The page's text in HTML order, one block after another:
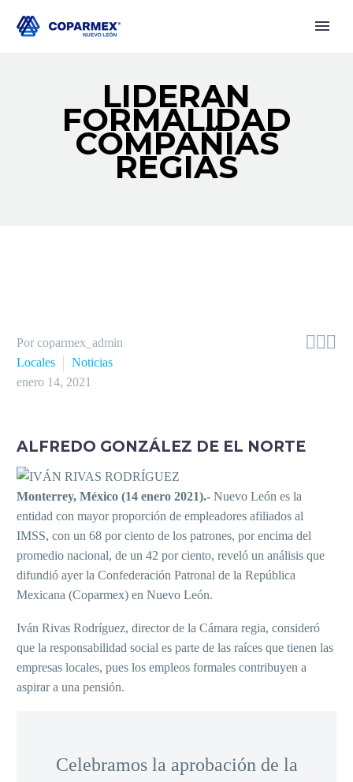
LIDERAN
FORMALIDAD
COMPAÑÍAS
REGIAS

Por coparmex_admin
Locales
Noticias
enero 14, 2021
ALFREDO GONZÁLEZ DE EL NORTE
Monterrey, México (14 enero 2021).- Nuevo León es la
entidad con mayor proporción de empleadores afiliados al
IMSS, con un 68 por ciento de los patrones, por encima del
promedio nacional, de un 42 por ciento, reveló un análisis que
difundió ayer la Confederación Patronal de la República
Mexicana (Coparmex) en Nuevo León.
Iván Rivas Rodríguez, director de la Cámara regia, consideró
que la responsabilidad social es parte de las raíces que tienen las
empresas locales, pues los empleos formales contribuyen a
aspirar a una pensión.
Celebramos la aprobación de la